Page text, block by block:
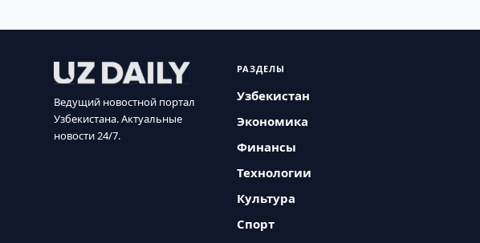
Ведущий новостной портал
Узбекистана. Актуальные
новости 24/7.
РАЗДЕЛЫ
Узбекистан
Экономика
Финансы
Технологии
Культура
Спорт